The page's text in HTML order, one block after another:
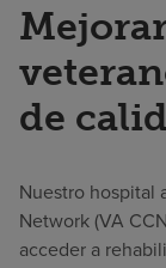
de
Nuestro hospital
Network (VA
acceder a